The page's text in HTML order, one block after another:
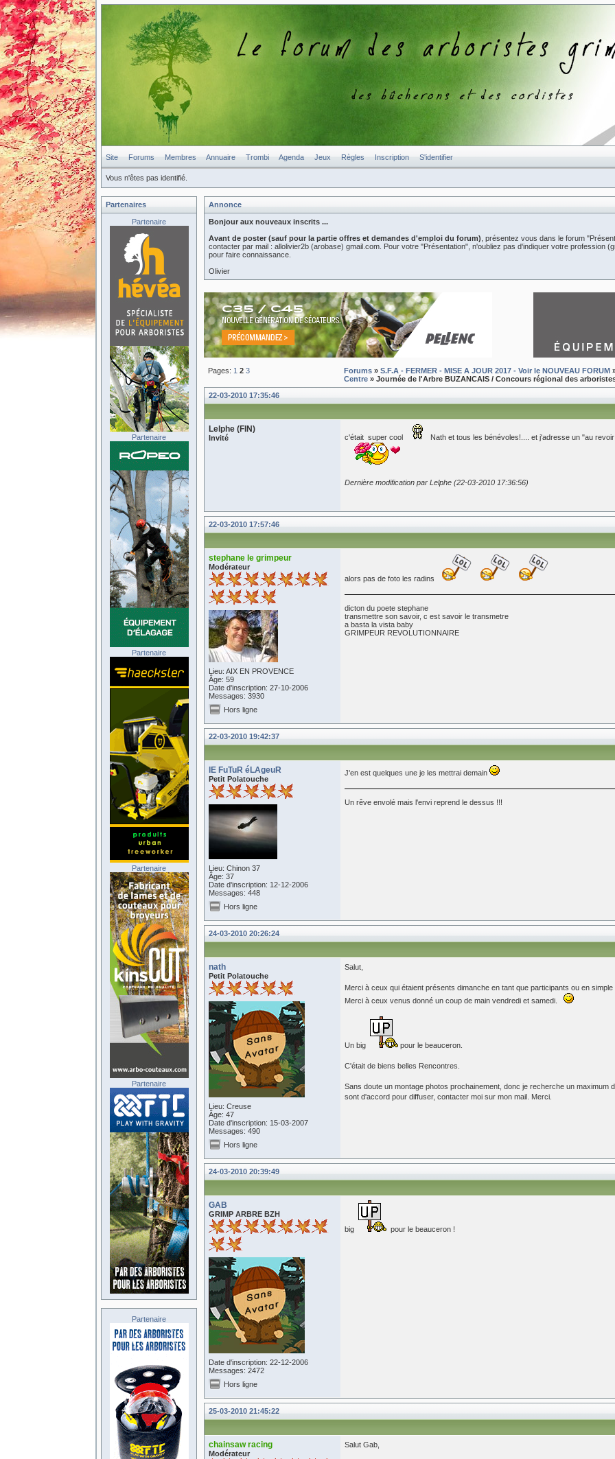
Site Forums Membres Annuaire Trombi Agenda Jeux Règles Inscription S'identifier
Vous n'êtes pas identifié.
Annonce
Bonjour aux nouveaux inscrits ...
Avant de poster (sauf pour la partie offres et demandes d'emploi du forum) , présentez vous dans le forum
contacter par mail : allolivier2b (arobase) gmail.com. Pour votre "Présentation", n'oubliez pas d'indiquer votre profession
pour faire connaissance.
Olivier
Pages: 1 2 3 Forums » S.F.A - FERMER - MISE A JOUR 2017 - Voir le NOUVEAU FORUM
Centre » Journée de l'Arbre BUZANCAIS / Concours régional des
22-03-2010 17:35:46
Lelphe (FIN)
Invité c'était super cool Nath et tous les bénévoles!.... et j'adresse un "au
Dernière modification par Lelphe (22-03-2010 17:36:56)
22-03-2010 17:57:46
stephane le grimpeur
Modérateur
Lieu: AIX EN PROVENCE
Âge: 59
Date d'inscription: 27-10-2006
Messages: 3930
alors pas de foto les radins
dicton du poete stephane
transmettre son savoir, c est savoir le transmetre
a basta la vista baby
GRIMPEUR REVOLUTIONNAIRE
Hors ligne
22-03-2010 19:42:37
lE FuTuR éLAgeuR
Petit Polatouche
Lieu: Chinon 37
Âge: 37
Date d'inscription: 12-12-2006
Messages: 448
J'en est quelques une je les mettrai demain
Un rêve envolé mais l'envi reprend le dessus !!!
Hors ligne
24-03-2010 20:26:24
nath
Petit Polatouche
Lieu: Creuse
Âge: 47
Date d'inscription: 15-03-2007
Messages: 490
Salut,
Merci à ceux qui étaient présents dimanche en tant que participants ou en simple
Merci à ceux venus donné un coup de main vendredi et samedi.
Un big pour le beauceron.
C'était de biens belles Rencontres.
Sans doute un montage photos prochainement, donc je recherche un maximum
sont d'accord pour diffuser, contacter moi sur mon mail. Merci.
Hors ligne
24-03-2010 20:39:49
GAB
GRIMP ARBRE BZH
Date d'inscription: 22-12-2006
Messages: 2472
big pour le beauceron !
Hors ligne
25-03-2010 21:45:22
chainsaw racing
Modérateur
Salut Gab,
Partenaires
Partenaire
Partenaire
Partenaire
Partenaire
Partenaire
Partenaire